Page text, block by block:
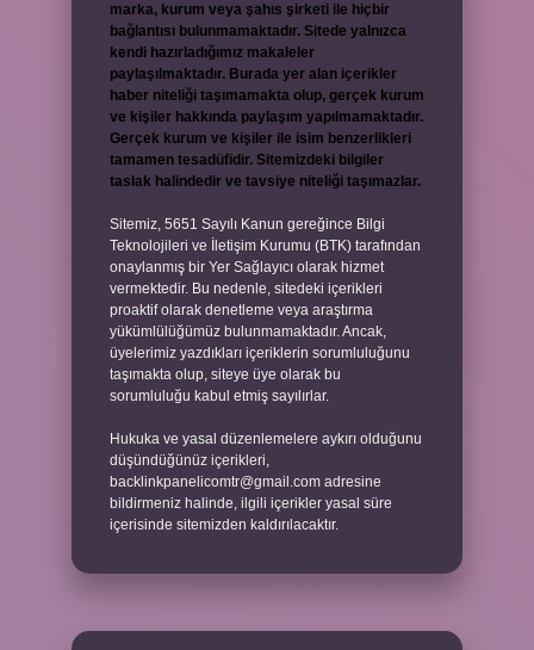
marka, kurum veya şahıs şirketi ile hiçbir
bağlantısı bulunmamaktadır. Sitede yalnızca
kendi hazırladığımız makaleler
paylaşılmaktadır. Burada yer alan içerikler
haber niteliği taşımamakta olup, gerçek kurum
ve kişiler hakkında paylaşım yapılmamaktadır.
Gerçek kurum ve kişiler ile isim benzerlikleri
tamamen tesadüfidir. Sitemizdeki bilgiler
taslak halindedir ve tavsiye niteliği taşımazlar.
Sitemiz, 5651 Sayılı Kanun gereğince Bilgi
Teknolojileri ve İletişim Kurumu (BTK) tarafından
onaylanmış bir Yer Sağlayıcı olarak hizmet
vermektedir. Bu nedenle, sitedeki içerikleri
proaktif olarak denetleme veya araştırma
yükümlülüğümüz bulunmamaktadır. Ancak,
üyelerimiz yazdıkları içeriklerin sorumluluğunu
taşımakta olup, siteye üye olarak bu
sorumluluğu kabul etmiş sayılırlar.
Hukuka ve yasal düzenlemelere aykırı olduğunu
düşündüğünüz içerikleri,
backlinkpanelicomtr@gmail.com adresine
bildirmeniz halinde, ilgili içerikler yasal süre
içerisinde sitemizden kaldırılacaktır.